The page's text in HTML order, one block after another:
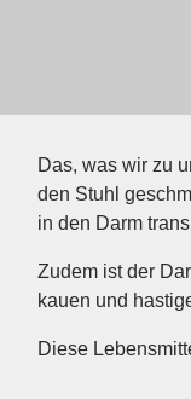
Das, was wir zu
den Stuhl
in den Darm
Zudem ist der
kauen und
Diese